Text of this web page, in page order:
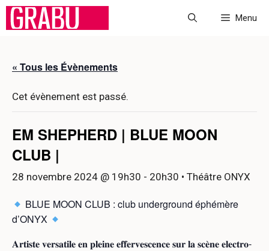
Aller
Menu
« Tous les Évènements
Cet évènement est passé.
EM SHEPHERD | BLUE MOON
CLUB |
28 novembre 2024 @ 19h30 - 20h30 • Théâtre ONYX
BLUE MOON CLUB : club underground éphémère
d’ONYX
𝐀𝐫𝐭𝐢𝐬𝐭𝐞 𝐯𝐞𝐫𝐬𝐚𝐭𝐢𝐥𝐞 𝐞𝐧 𝐩𝐥𝐞𝐢𝐧𝐞 𝐞𝐟𝐟𝐞𝐫𝐯𝐞𝐬𝐜𝐞𝐧𝐜𝐞 𝐬𝐮𝐫 𝐥𝐚 𝐬𝐜𝐞̀𝐧𝐞 𝐞𝐥𝐞𝐜𝐭𝐫𝐨-